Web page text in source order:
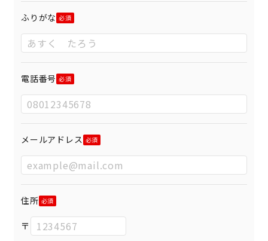
ふりがな
電話番号
メールアドレス
住所
〒